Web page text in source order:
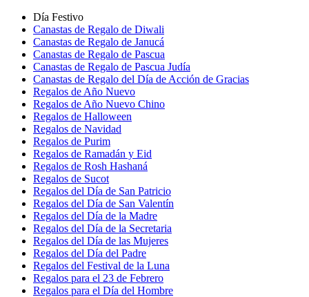
Día Festivo
Canastas de Regalo de Diwali
Canastas de Regalo de Janucá
Canastas de Regalo de Pascua
Canastas de Regalo de Pascua Judía
Canastas de Regalo del Día de Acción de Gracias
Regalos de Año Nuevo
Regalos de Año Nuevo Chino
Regalos de Halloween
Regalos de Navidad
Regalos de Purim
Regalos de Ramadán y Eid
Regalos de Rosh Hashaná
Regalos de Sucot
Regalos del Día de San Patricio
Regalos del Día de San Valentín
Regalos del Día de la Madre
Regalos del Día de la Secretaria
Regalos del Día de las Mujeres
Regalos del Día del Padre
Regalos del Festival de la Luna
Regalos para el 23 de Febrero
Regalos para el Día del Hombre